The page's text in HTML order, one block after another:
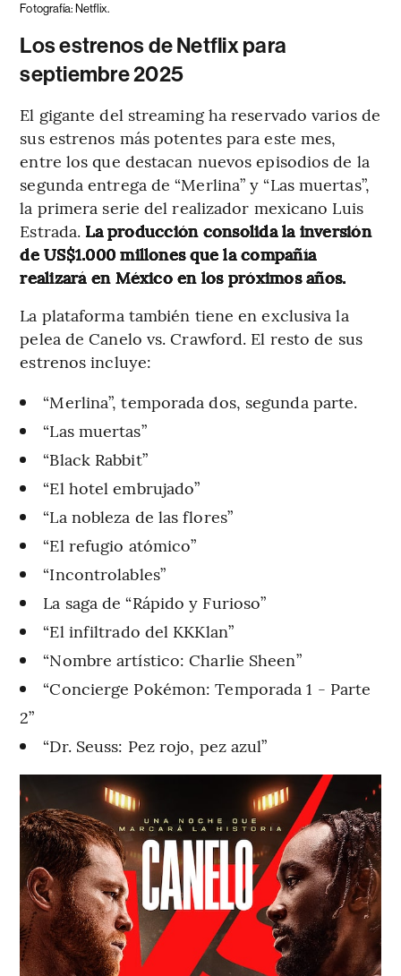
Fotografía: Netflix.
Los estrenos de Netflix para
septiembre 2025
El gigante del streaming ha reservado varios de
sus estrenos más potentes para este mes,
entre los que destacan nuevos episodios de la
segunda entrega de “Merlina” y “Las muertas”,
la primera serie del realizador mexicano Luis
Estrada. La producción consolida la inversión
de US$1.000 millones que la compañía
realizará en México en los próximos años.
La plataforma también tiene en exclusiva la
pelea de Canelo vs. Crawford. El resto de sus
estrenos incluye:
“Merlina”, temporada dos, segunda parte.
“Las muertas”
“Black Rabbit”
“El hotel embrujado”
“La nobleza de las flores”
“El refugio atómico”
“Incontrolables”
La saga de “Rápido y Furioso”
“El infiltrado del KKKlan”
“Nombre artístico: Charlie Sheen”
“Concierge Pokémon: Temporada 1 - Parte
2”
“Dr. Seuss: Pez rojo, pez azul”